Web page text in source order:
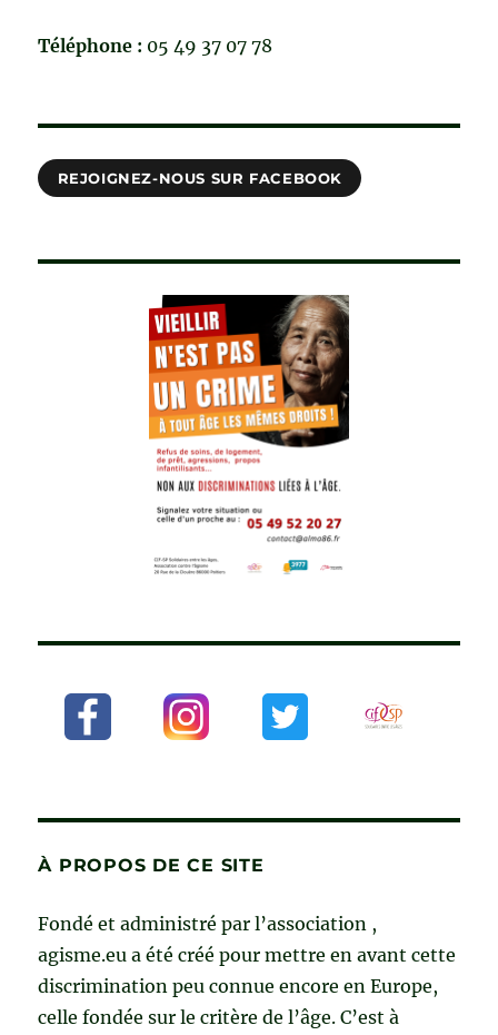
Téléphone : 05 49 37 07 78
REJOIGNEZ-NOUS SUR FACEBOOK
À PROPOS DE CE SITE
Fondé et administré par l’association ,
agisme.eu a été créé pour mettre en avant cette
discrimination peu connue encore en Europe,
celle fondée sur le critère de l’âge. C’est à